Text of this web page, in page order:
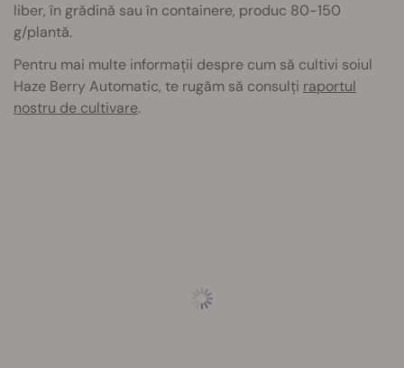
liber, în grădină sau în containere, produc 80-150
g/plantă.
Pentru mai multe informații despre cum să cultivi soiul
Haze Berry Automatic, te rugăm să consulți raportul
nostru de cultivare.